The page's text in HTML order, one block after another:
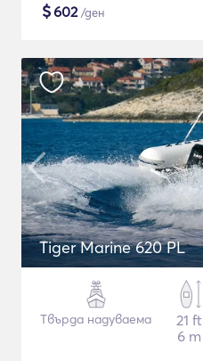
$602/ден
Tiger Marine 620 PL
Твърда надуваема
21 ft
6 m